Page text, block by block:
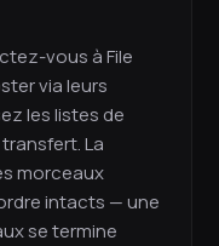
vous à File
via leurs
les listes de
La
morceaux
intacts — une
se termine